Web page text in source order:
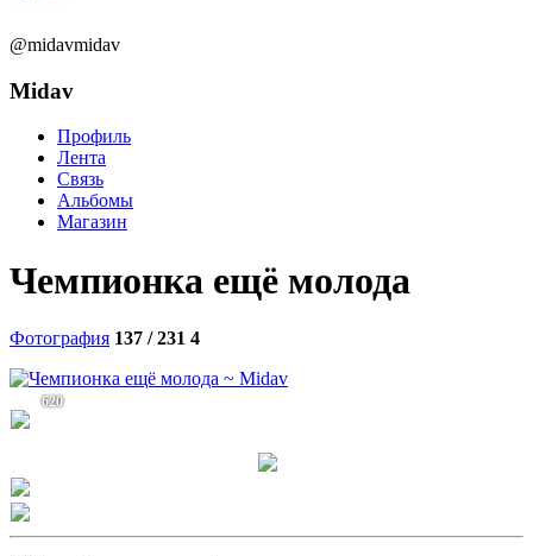
@midavmidav
Midav
Профиль
Лента
Связь
Альбомы
Магазин
Чемпионка ещё молода
Фотография 137 / 231 4
620